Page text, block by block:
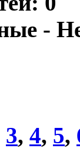
-
3, 4, 5,